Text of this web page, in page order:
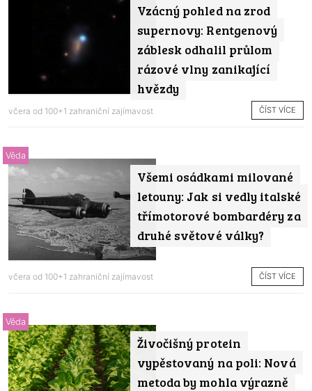
Vzácný pohled na zrod
supernovy: Rentgenový
záblesk odhalil průlom
rázové vlny zanikající
hvězdy
včera od 100+1 zahraniční zajímavost ČÍST VÍCE
Všemi osádkami milované
letouny: Jak si vedly italské
třímotorové bombardéry za
druhé světové války?
Věda
včera od 100+1 zahraniční zajímavost ČÍST VÍCE
Živočišný protein
vypěstovaný na poli: Nová
metoda by mohla výrazně
Věda